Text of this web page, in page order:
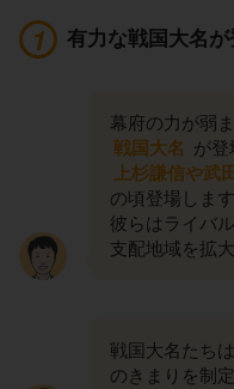
有力な戦国大名が
幕府の力が弱
戦国大名 が登
上杉謙信や武
の頃登場します
彼らはライバ
支配地域を拡
戦国大名たち
のきまりを制